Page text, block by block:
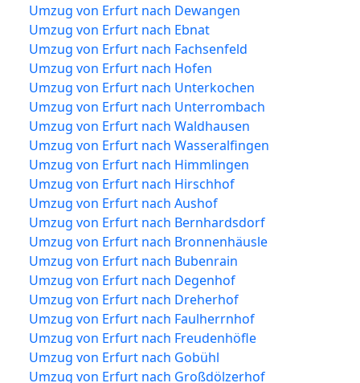
Umzug von Erfurt nach Dewangen
Umzug von Erfurt nach Ebnat
Umzug von Erfurt nach Fachsenfeld
Umzug von Erfurt nach Hofen
Umzug von Erfurt nach Unterkochen
Umzug von Erfurt nach Unterrombach
Umzug von Erfurt nach Waldhausen
Umzug von Erfurt nach Wasseralfingen
Umzug von Erfurt nach Himmlingen
Umzug von Erfurt nach Hirschhof
Umzug von Erfurt nach Aushof
Umzug von Erfurt nach Bernhardsdorf
Umzug von Erfurt nach Bronnenhäusle
Umzug von Erfurt nach Bubenrain
Umzug von Erfurt nach Degenhof
Umzug von Erfurt nach Dreherhof
Umzug von Erfurt nach Faulherrnhof
Umzug von Erfurt nach Freudenhöfle
Umzug von Erfurt nach Gobühl
Umzug von Erfurt nach Großdölzerhof